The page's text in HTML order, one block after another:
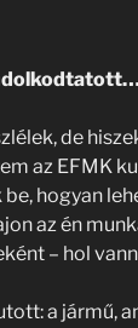
de
az EFMK
hogyan
az én
– hol
a jármű,